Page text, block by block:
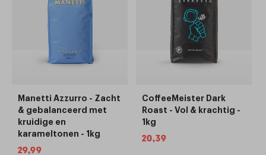
Manetti Azzurro - Zacht
& gebalanceerd met
kruidige en
karameltonen - 1kg
Normale
29,99
CoffeeMeister Dark
Roast - Vol & krachtig -
1kg
Normale
20,39